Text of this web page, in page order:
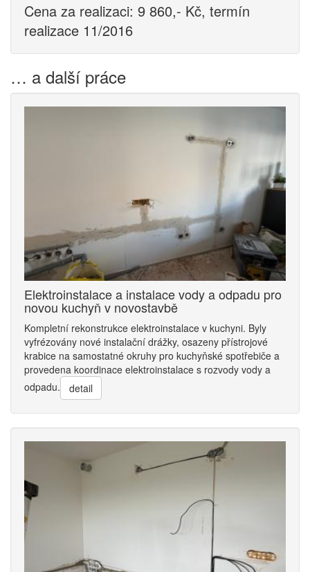
Cena za realizaci: 9 860,- Kč, termín
realizace 11/2016
… a další práce
Elektroinstalace a instalace vody a odpadu pro
novou kuchyň v novostavbě
Kompletní rekonstrukce elektroinstalace v kuchyni. Byly
vyfrézovány nové instalační drážky, osazeny přístrojové
krabice na samostatné okruhy pro kuchyňské spotřebiče a
provedena koordinace elektroinstalace s rozvody vody a
odpadu.
detail